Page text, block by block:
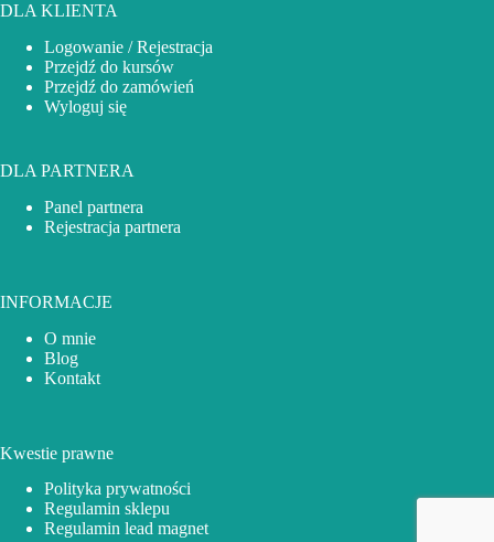
DLA KLIENTA
Logowanie / Rejestracja
Przejdź do kursów
Przejdź do zamówień
Wyloguj się
DLA PARTNERA
Panel partnera
Rejestracja partnera
INFORMACJE
O mnie
Blog
Kontakt
Kwestie prawne
Polityka prywatności
Regulamin sklepu
Regulamin lead magnet